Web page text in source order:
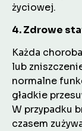
życiowej.
4. Zdrowe
Każda
lub
normalne
gładkie
W przypadku
czasem